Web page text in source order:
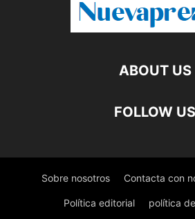
ABOUT US
FOLLOW US
Sobre nosotros Contacta con
Política editorial política